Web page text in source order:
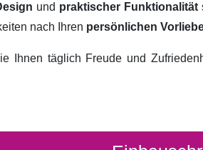
und praktischer Funktionalität
nach Ihren persönlichen
Ihnen täglich Freude und